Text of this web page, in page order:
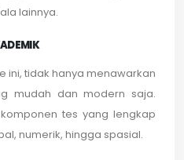
lainnya.
ini, tidak hanya menawarkan
mudah dan modern saja.
tes yang lengkap
numerik, hingga spasial.